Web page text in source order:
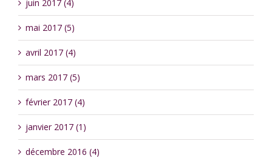
juin 2017 (4)
mai 2017 (5)
avril 2017 (4)
mars 2017 (5)
février 2017 (4)
janvier 2017 (1)
décembre 2016 (4)